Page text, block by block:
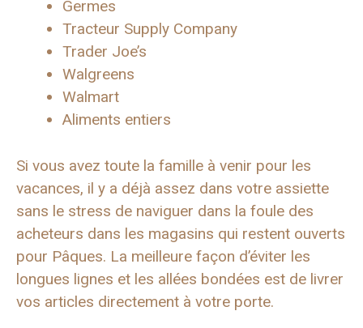
Germes
Tracteur Supply Company
Trader Joe’s
Walgreens
Walmart
Aliments entiers
Si vous avez toute la famille à venir pour les
vacances, il y a déjà assez dans votre assiette
sans le stress de naviguer dans la foule des
acheteurs dans les magasins qui restent ouverts
pour Pâques. La meilleure façon d’éviter les
longues lignes et les allées bondées est de livrer
vos articles directement à votre porte.